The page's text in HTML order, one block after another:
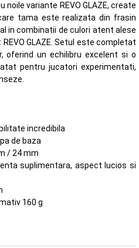
variante REVO GLAZE, create
tama este realizata din frasin
in combinatii de culori atent alese
GLAZE. Setul este completat
oferind un echilibru excelent si o
pentru jucatori experimentati,
incredibila
de baza
/ 24 mm
suplimentara, aspect lucios si
160 g